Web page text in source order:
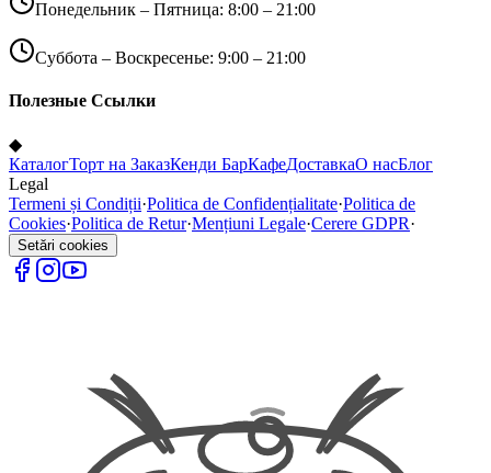
Понедельник – Пятница: 8:00 – 21:00
Суббота – Воскресенье: 9:00 – 21:00
Полезные Ссылки
◆
КаталогТорт на ЗаказКенди БарКафеДоставкаО насБлог
Legal
Termeni și Condiții·Politica de Confidențialitate·Politica de
Cookies·Politica de Retur·Mențiuni Legale·Cerere GDPR·
Setări cookies